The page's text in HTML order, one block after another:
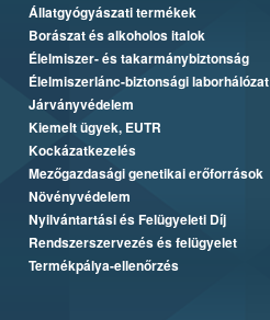
Állatgyógyászati termékek
Borászat és alkoholos italok
Élelmiszer- és takarmánybiztonság
Élelmiszerlánc-biztonsági laborhálózat
Járványvédelem
Kiemelt ügyek, EUTR
Kockázatkezelés
Mezőgazdasági genetikai erőforrások
Növényvédelem
Nyilvántartási és Felügyeleti Díj
Rendszerszervezés és felügyelet
Termékpálya-ellenőrzés